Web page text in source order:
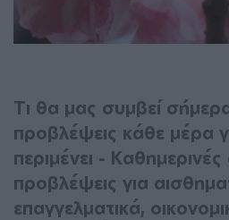
Τι θα μας συμβεί
προβλέψεις κάθε μέρα
περιμένει -
προβλέψεις για
επαγγελματικά,